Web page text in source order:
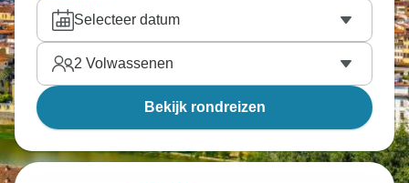
bezienswaardigheden van
van de beste Franse wijnen in Parijs of verdwaal in
de ontzagwekkende steegjes van
wilt ontspannen tijdens een cruise door de
sprookjesachtige landschappen van de
, of je
wandelschoenen wilt aantrekken voor het allerbeste
zien en te doen op een reispakket door Europa.
Selecteer datum
2 Volwassenen
Bekijk rondreizen